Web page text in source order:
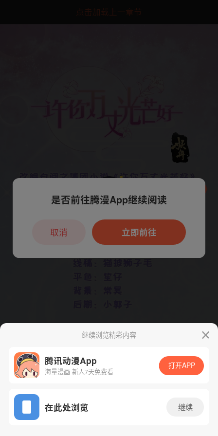
点击加载上一章节
App免费看
下一话 腾漫App免费看
继续浏览精彩内容
腾讯动漫App
海量漫画 新人7天免费看
打开APP
在此处浏览 继续
本章节仅支持App阅读，可打开App新用
户7天免费看
是否前往腾漫App继续阅读
立即前往
取消